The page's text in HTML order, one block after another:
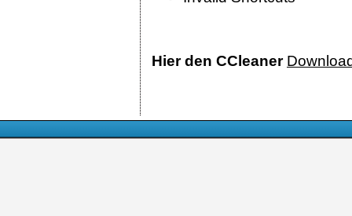
Hier den CCleaner